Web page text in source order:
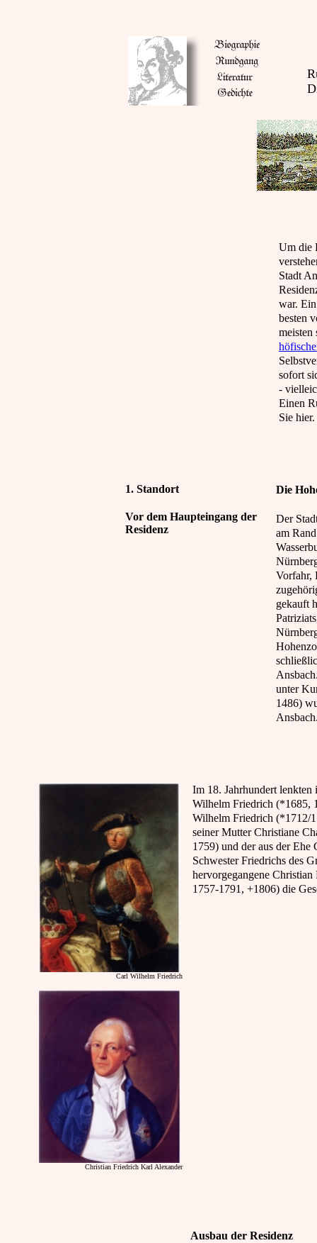
Um die
Stadt
war.
besten
sofort
-
Einen
Sie
1. Standort
Vor dem Haupteingang der
Residenz
Die
Der
am
Vorfahr,
gekauft
unter
1486)
Carl Wilhelm Friedrich
Im 18. Jahrhundert lenkten
Wilhelm Friedrich (*1685,
Wilhelm Friedrich (*1712/
seiner Mutter Christiane
1759) und der aus der
Schwester Friedrichs des
hervorgegangene
1757-1791, +1806) die
Christian Friedrich Karl Alexander
Ausbau der Residenz